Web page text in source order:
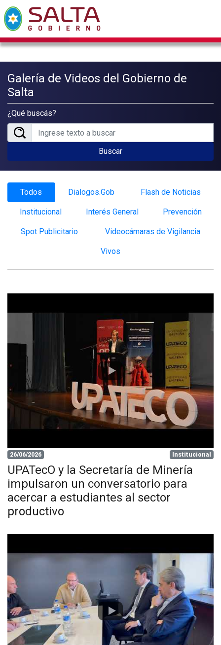
Galería de Videos del Gobierno de
Salta
¿Qué buscás?
Buscar
Todos Dialogos.Gob Flash de Noticias
Institucional Interés General Prevención
Spot Publicitario Videocámaras de Vigilancia
Vivos
26/06/2026 Institucional
UPATecO y la Secretaría de Minería
impulsaron un conversatorio para
acercar a estudiantes al sector
productivo